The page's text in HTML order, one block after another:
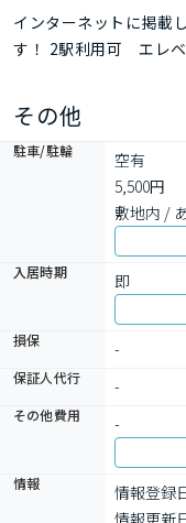
インターネットに掲載
す！ 2駅利用可 エレ
その他
駐車/駐輪
空有
5,500円
敷地内 /
入居時期
即
損保
-
保証人代行 -
その他費用 -
情報
情報登録
情報更新